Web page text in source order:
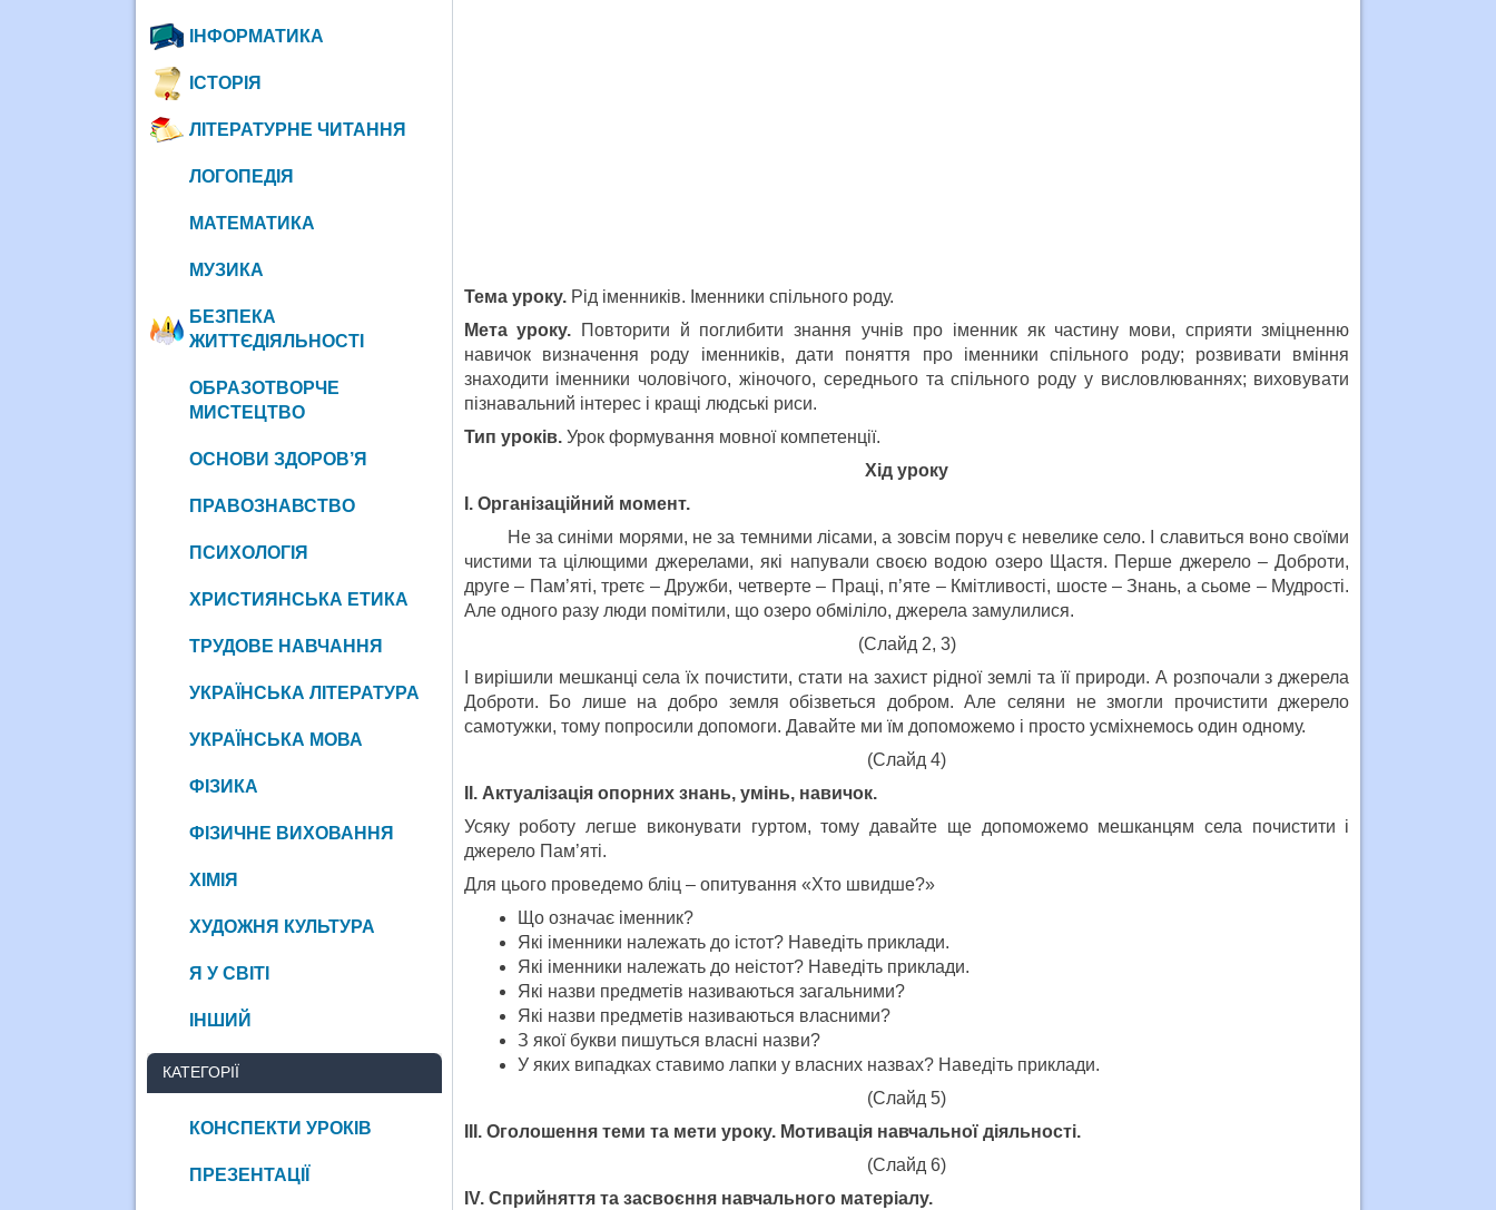
Тема уроку. Рід іменників. Іменники спільного роду.
Мета уроку.
Повторити й поглибити знання учнів про іменник як частину мови, сприяти зміцненню
навичок визначення роду іменників, дати поняття про іменники спільного роду; розвивати вміння
знаходити іменники чоловічого, жіночого, середнього та спільного роду у висловлюваннях; виховувати
пізнавальний інтерес і кращі людські риси.
Тип уроків.Урок формування мовної компетенції.
Хід уроку
І. Організаційний момент.
Не за синіми морями, не за темними лісами, а зовсім поруч є невелике село. І славиться воно своїми
чистими та цілющими джерелами, які напували своєю водою озеро Щастя. Перше джерело – Доброти,
друге – Пам’яті, третє – Дружби, четверте – Праці, п’яте – Кмітливості, шосте – Знань, а сьоме – Мудрості.
Але одного разу люди помітили, що озеро обміліло, джерела замулилися.
(Слайд 2, 3)
І вирішили мешканці села їх почистити, стати на захист рідної землі та її природи. А розпочали з джерела
Доброти. Бо лише на добро земля обізветься добром. Але селяни не змогли прочистити джерело
самотужки, тому попросили допомоги. Давайте ми їм допоможемо і просто усміхнемось один одному.
(Слайд 4)
ІІ. Актуалізація опорних знань, умінь, навичок.
Усяку роботу легше виконувати гуртом, тому давайте ще допоможемо мешканцям села почистити і
джерело Пам’яті.
Для цього проведемо бліц – опитування «Хто швидше?»
Що означає іменник?
Які іменники належать до істот? Наведіть приклади.
Які іменники належать до неістот? Наведіть приклади.
Які назви предметів називаються загальними?
Які назви предметів називаються власними?
З якої букви пишуться власні назви?
У яких випадках ставимо лапки у власних назвах? Наведіть приклади.
(Слайд 5)
ІІІ. Оголошення теми та мети уроку. Мотивація навчальної діяльності.
(Слайд 6)
V. Сприйняття та засвоєння навчального матеріалу.
ІНФОРМАТИКА
ІСТОРІЯ
ЛІТЕРАТУРНЕ ЧИТАННЯ
ЛОГОПЕДІЯ
МАТЕМАТИКА
МУЗИКА
БЕЗПЕКА
ЖИТТЄДІЯЛЬНОСТІ
ОБРАЗОТВОРЧЕ
МИСТЕЦТВО
ОСНОВИ ЗДОРОВ’Я
ПРАВОЗНАВСТВО
ПСИХОЛОГІЯ
ХРИСТИЯНСЬКА ЕТИКА
ТРУДОВЕ НАВЧАННЯ
УКРАЇНСЬКА ЛІТЕРАТУРА
УКРАЇНСЬКА МОВА
ФІЗИКА
ФІЗИЧНЕ ВИХОВАННЯ
ХІМІЯ
ХУДОЖНЯ КУЛЬТУРА
Я У СВІТІ
ІНШИЙ
КАТЕГОРІЇ
КОНСПЕКТИ УРОКІВ
ПРЕЗЕНТАЦІЇ